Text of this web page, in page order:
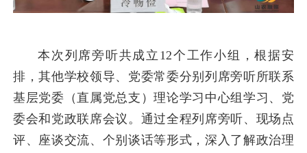
本次列席旁听共成立12个工作小组，根据安
排，其他学校领导、党委常委分别列席旁听所联系
基层党委（直属党总支）理论学习中心组学习、党
委会和党政联席会议。通过全程列席旁听、现场点
评、座谈交流、个别谈话等形式，深入了解政治理